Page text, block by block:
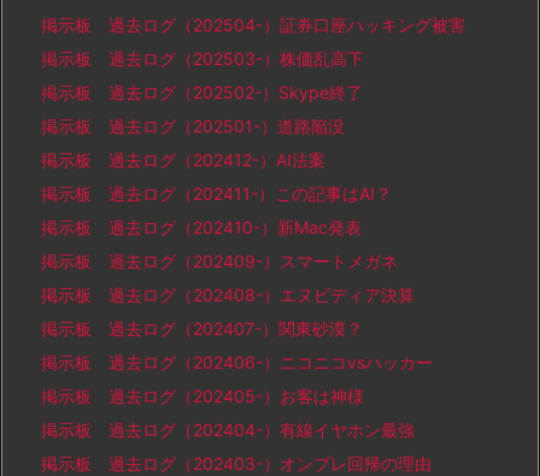
掲示板 過去ログ（202504-）証券口座ハッキング被害
掲示板 過去ログ（202503-）株価乱高下
掲示板 過去ログ（202502-）Skype終了
掲示板 過去ログ（202501-）道路陥没
掲示板 過去ログ（202412-）AI法案
掲示板 過去ログ（202411-）この記事はAI？
掲示板 過去ログ（202410-）新Mac発表
掲示板 過去ログ（202409-）スマートメガネ
掲示板 過去ログ（202408-）エヌビディア決算
掲示板 過去ログ（202407-）関東砂漠？
掲示板 過去ログ（202406-）ニコニコvsハッカー
掲示板 過去ログ（202405-）お客は神様
掲示板 過去ログ（202404-）有線イヤホン最強
掲示板 過去ログ（202403-）オンプレ回帰の理由